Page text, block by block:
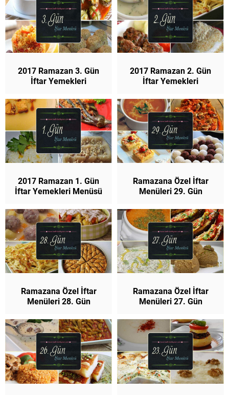
2017 Ramazan 3. Gün
İftar Yemekleri
2017 Ramazan 2. Gün
İftar Yemekleri
2017 Ramazan 1. Gün
İftar Yemekleri Menüsü
Ramazana Özel İftar
Menüleri 29. Gün
Ramazana Özel İftar
Menüleri 28. Gün
Ramazana Özel İftar
Menüleri 27. Gün